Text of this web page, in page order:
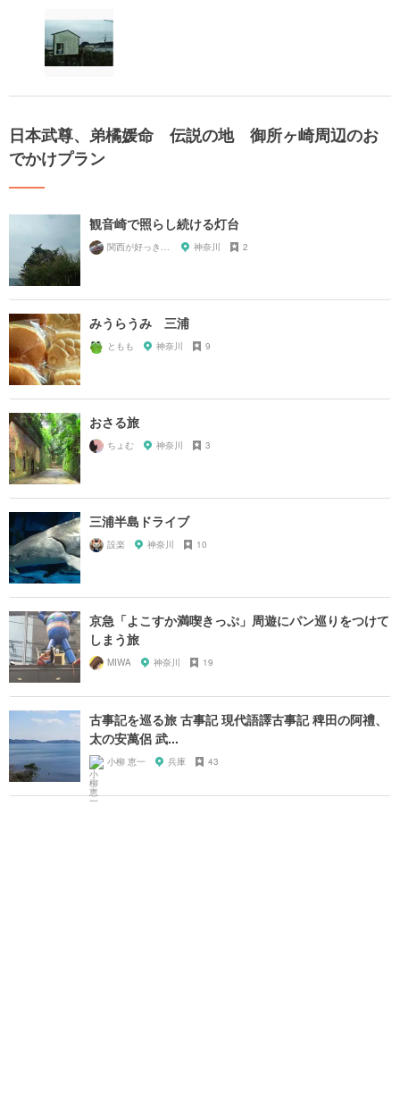
日本武尊、弟橘媛命 伝説の地 御所ヶ崎周辺のお
でかけプラン
観音崎で照らし続ける灯台
関西が好っきゃねん 神奈川 2
みうらうみ 三浦
ともも 神奈川 9
おさる旅
ちょむ 神奈川 3
三浦半島ドライブ
設楽 神奈川 10
京急「よこすか満喫きっぷ」周遊にパン巡りをつけて
しまう旅
MIWA 神奈川 19
古事記を巡る旅 古事記 現代語譯古事記 稗田の阿禮、
太の安萬侶 武...
小柳 恵一 兵庫 43